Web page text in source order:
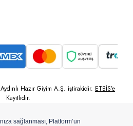
Aydınlı Hazır Giyim A.Ş. iştirakidir. ETBİS’e
Kayıtlıdır.